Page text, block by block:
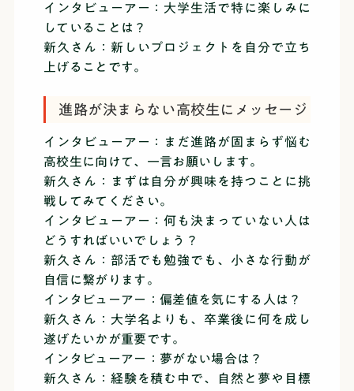
インタビューアー：大学生活で特に楽しみに
していることは？
新久さん：新しいプロジェクトを自分で立ち
上げることです。
進路が決まらない高校生にメッセージ
インタビューアー：まだ進路が固まらず悩む
高校生に向けて、一言お願いします。
新久さん：まずは自分が興味を持つことに挑
戦してみてください。
インタビューアー：何も決まっていない人は
どうすればいいでしょう？
新久さん：部活でも勉強でも、小さな行動が
自信に繋がります。
インタビューアー：偏差値を気にする人は？
新久さん：大学名よりも、卒業後に何を成し
遂げたいかが重要です。
インタビューアー：夢がない場合は？
新久さん：経験を積む中で、自然と夢や目標